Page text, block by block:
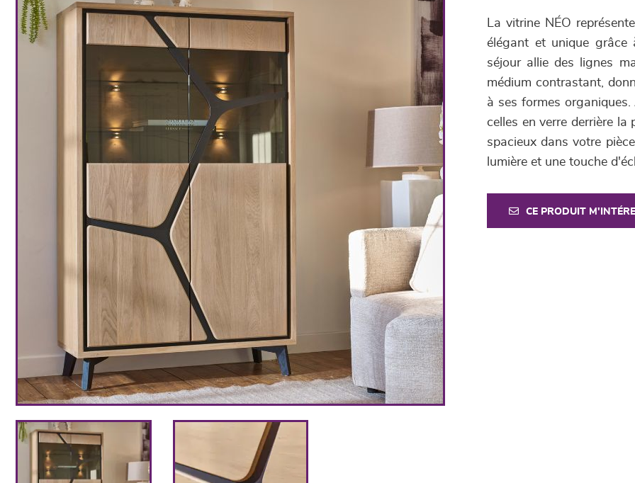
La vitrine NÉO
élégant et unique grâce
séjour allie des lignes
médium contrastant,
à ses formes
celles en verre derrière
spacieux dans votre
lumière et une touche
CE PRODUIT